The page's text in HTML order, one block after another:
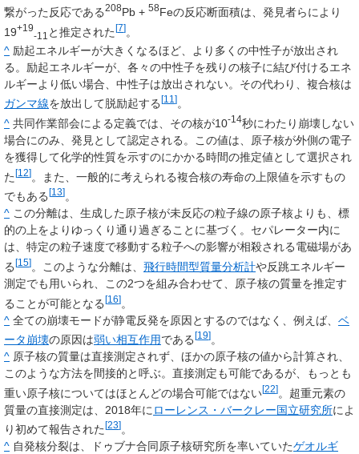
繋がった反応である208Pb + 58Feの反応断面積は、発見者らにより
19+19
-11 と推定された [7] 。
^ 励起エネルギーが大きくなるほど、より多くの中性子が放出され
る。励起エネルギーが、各々の中性子を残りの核子に結び付けるエネ
ルギーより低い場合、中性子は放出されない。その代わり、複合核は
ガンマ線を放出して脱励起する [11 ]。
^ 共同作業部会による定義では、その核が10-14秒にわたり崩壊しない
場合にのみ、発見として認定される。この値は、原子核が外側の電子
を獲得して化学的性質を示すのにかかる時間の推定値として選択され
た[12]。また、一般的に考えられる複合核の寿命の上限値を示すもの
でもある [13] 。
^ この分離は、生成した原子核が未反応の粒子線の原子核よりも、標
的の上をよりゆっくり通り過ぎることに基づく。セパレーター内に
は、特定の粒子速度で移動する粒子への影響が相殺される電磁場があ
る [15] 。このような分離は、 飛行時間型質量分析計や反跳エネルギー
測定でも用いられ、この2つを組み合わせて、原子核の質量を推定す
ることが可能となる[16]。
^ 全ての崩壊モードが静電反発を原因とするのではなく、例えば、 ベ
ータ崩壊の原因は弱い相互作用である [19] 。
^ 原子核の質量は直接測定されず、ほかの原子核の値から計算され、
このような方法を間接的と呼ぶ。直接測定も可能であるが、もっとも
重い原子核についてはほとんどの場合可能ではない[22] 。超重元素の
質量の直接測定は、2018年に ローレンス・バークレー国立研究所によ
り初めて報告された [23]。
^ 自発核分裂は、ドゥブナ合同原子核研究所を率いていたゲオルギ